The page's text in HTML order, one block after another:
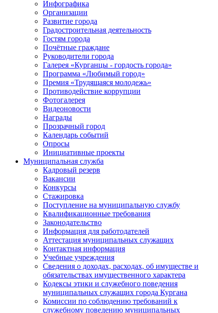
Инфографика
Организации
Развитие города
Градостроительная деятельность
Гостям города
Почётные граждане
Руководители города
Галерея «Курганцы - гордость города»
Программа «Любимый город»
Премия «Трудящаяся молодежь»
Противодействие коррупции
Фотогалерея
Видеоновости
Награды
Прозрачный город
Календарь событий
Опросы
Инициативные проекты
Муниципальная служба
Кадровый резерв
Вакансии
Конкурсы
Стажировка
Поступление на муниципальную службу
Квалификационные требования
Законодательство
Информация для работодателей
Аттестация муниципальных служащих
Контактная информация
Учебные учреждения
Сведения о доходах, расходах, об имуществе и
обязательствах имущественного характера
Кодексы этики и служебного поведения
муниципальных служащих города Кургана
Комиссии по соблюдению требований к
служебному поведению муниципальных